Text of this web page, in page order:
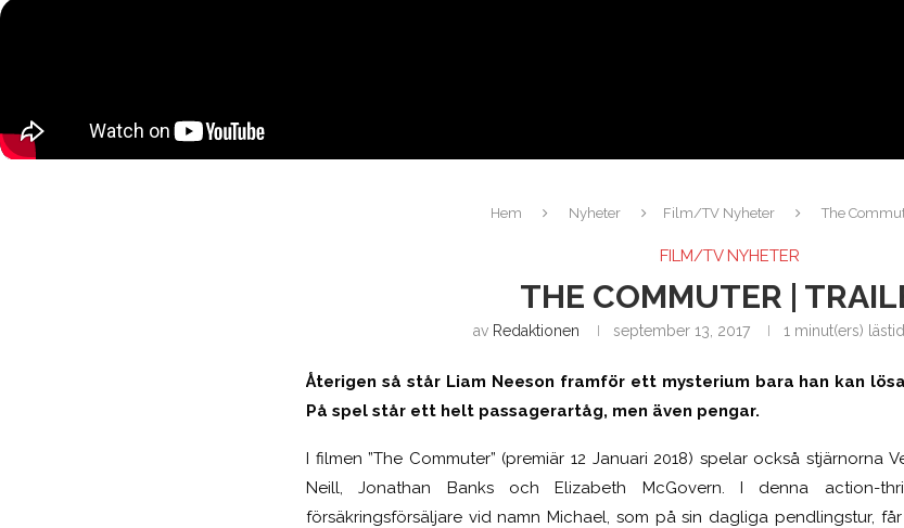
Hem Nyheter Film/TV Nyheter The
FILM/TV NYHETER
THE COMMUTER |
av Redaktionen september 13, 2017 1 minut(ers) lästid
Återigen så står Liam Neeson framför ett mysterium bara han kan
På spel står ett helt passagerartåg, men även pengar.
I filmen ”The Commuter” (premiär 12 Januari 2018) spelar också stjärnorna
Neill, Jonathan Banks och Elizabeth McGovern. I denna action-
försäkringsförsäljare vid namn Michael, som på sin dagliga pendlingstur,